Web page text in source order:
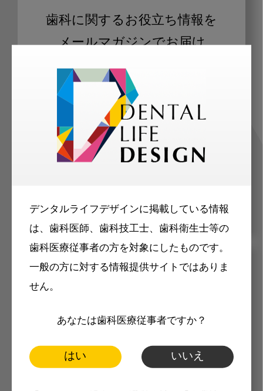
デンタルライフデザインに掲載している情報
は、歯科医師、歯科技工士、歯科衛生士等の
歯科医療従事者の方を対象にしたものです。
一般の方に対する情報提供サイトではありま
せん。
あなたは歯科医療従事者ですか？
はい いいえ
歯科に関するお役立ち情報を
メールマガジンでお届け
ご登録いただいた職種（歯科医師、歯
科衛生士、歯科技工士）に合わせた内
容のメールマガジンをお届けします。
メリット